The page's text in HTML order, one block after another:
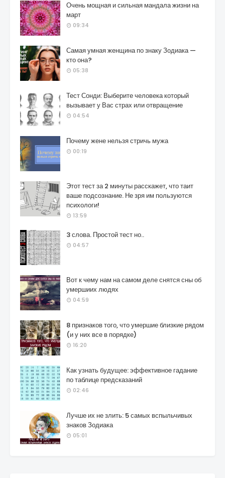
Очень мощная и сильная мандала жизни на
март
09:34
Самая умная женщина по знаку Зодиака —
кто она?
05:38
Тест Сонди: Выберите человека который
вызывает у Вас страх или отвращение
04:54
Почему жене нельзя стричь мужа
00:19
Этот тест за 2 минуты расскажет, что таит
ваше подсознание. Не зря им пользуются
психологи!
13:59
3 слова. Простой тест но..
04:57
Вот к чему нам на самом деле снятся сны об
умершиих людях
04:59
8 признаков того, что умершие близкие рядом
(и у них все в порядке)
16:20
Как узнать будущее: эффективное гадание
по таблице предсказаний
02:46
Лучше их не злить: 5 самых вспыльчивых
знаков Зодиака
05:01